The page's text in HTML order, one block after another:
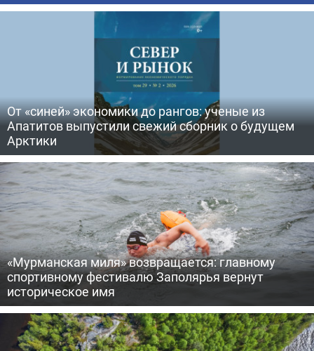
От «синей» экономики до рангов: ученые из
Апатитов выпустили свежий сборник о будущем
Арктики
«Мурманская миля» возвращается: главному
спортивному фестивалю Заполярья вернут
историческое имя